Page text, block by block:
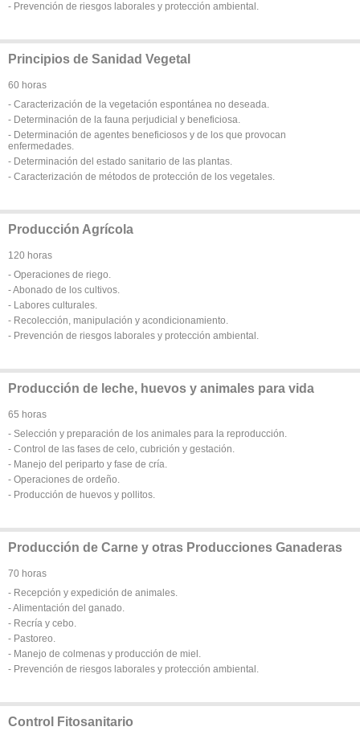
- Prevención de riesgos laborales y protección ambiental.
Principios de Sanidad Vegetal
60 horas
- Caracterización de la vegetación espontánea no deseada.
- Determinación de la fauna perjudicial y beneficiosa.
- Determinación de agentes beneficiosos y de los que provocan
enfermedades.
- Determinación del estado sanitario de las plantas.
- Caracterización de métodos de protección de los vegetales.
Producción Agrícola
120 horas
- Operaciones de riego.
- Abonado de los cultivos.
- Labores culturales.
- Recolección, manipulación y acondicionamiento.
- Prevención de riesgos laborales y protección ambiental.
Producción de leche, huevos y animales para vida
65 horas
- Selección y preparación de los animales para la reproducción.
- Control de las fases de celo, cubrición y gestación.
- Manejo del periparto y fase de cría.
- Operaciones de ordeño.
- Producción de huevos y pollitos.
Producción de Carne y otras Producciones Ganaderas
70 horas
- Recepción y expedición de animales.
- Alimentación del ganado.
- Recría y cebo.
- Pastoreo.
- Manejo de colmenas y producción de miel.
- Prevención de riesgos laborales y protección ambiental.
Control Fitosanitario